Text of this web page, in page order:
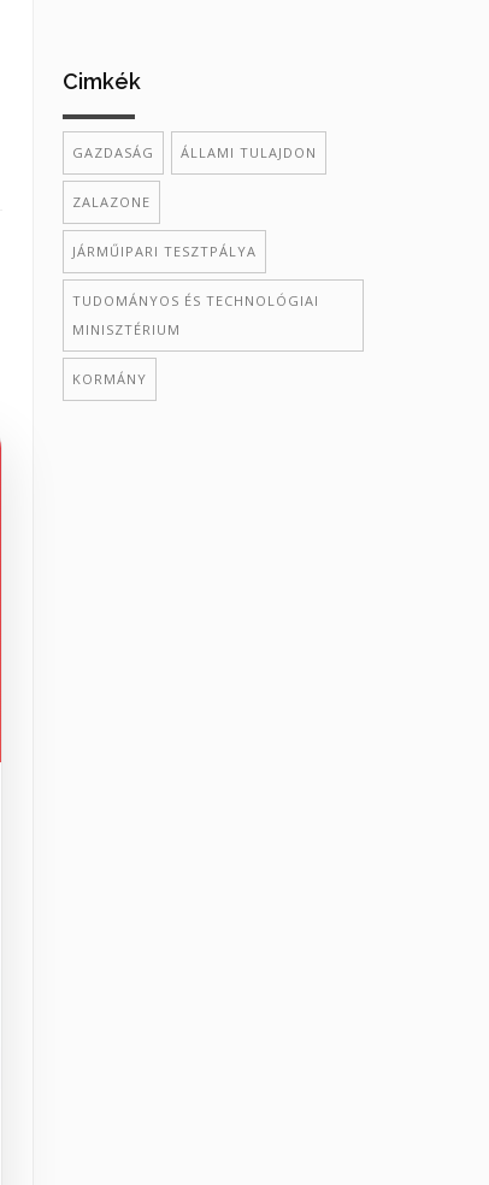
Cimkék
GAZDASÁG ÁLLAMI TULAJDON
ZALAZONE
JÁRMŰIPARI TESZTPÁLYA
TUDOMÁNYOS ÉS TECHNOLÓGIAI
MINISZTÉRIUM
KORMÁNY